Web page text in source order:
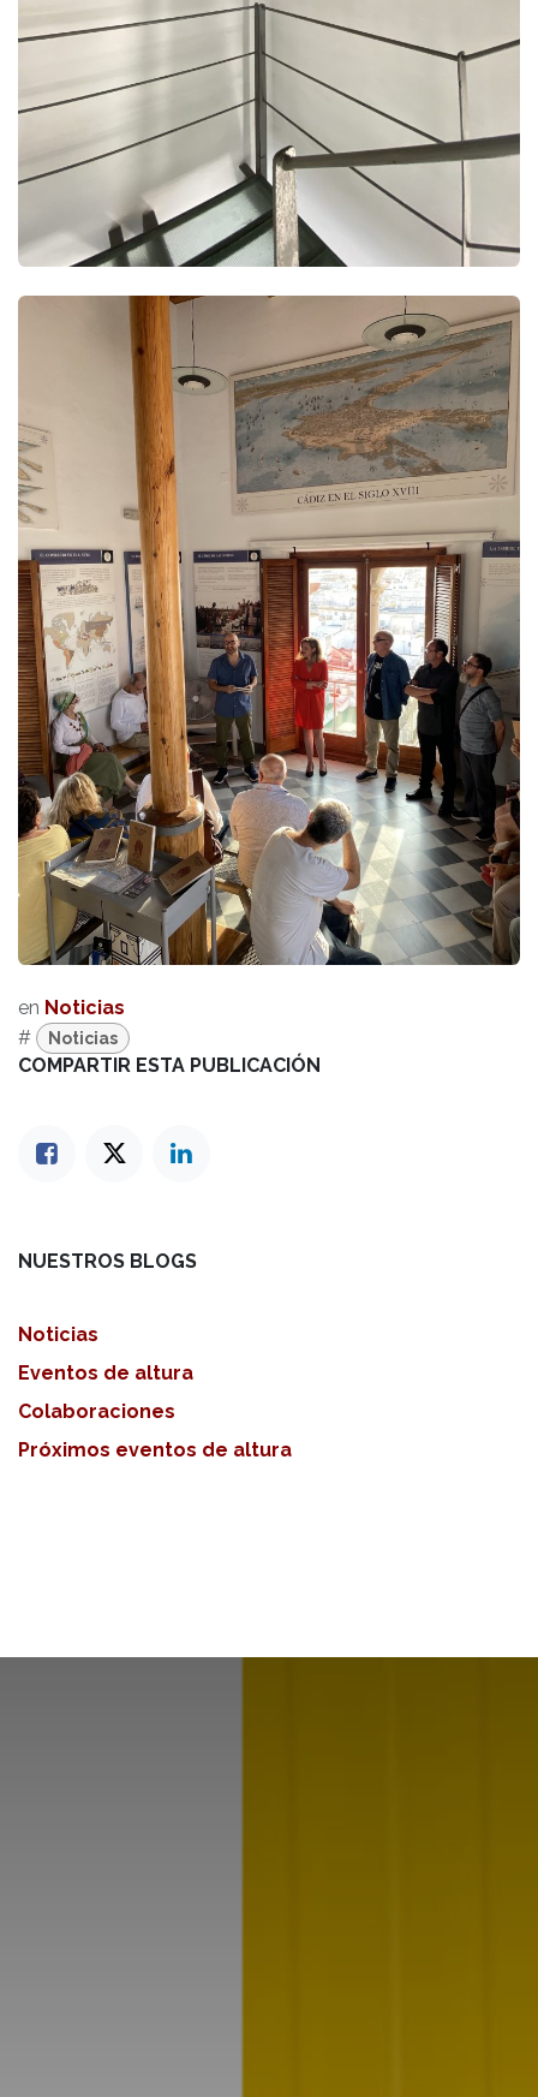
en Noticias
#
Noticias
COMPARTIR ESTA PUBLICACIÓN
NUESTROS BLOGS
Noticias
Eventos de altura
Colaboraciones
Próximos eventos de altura